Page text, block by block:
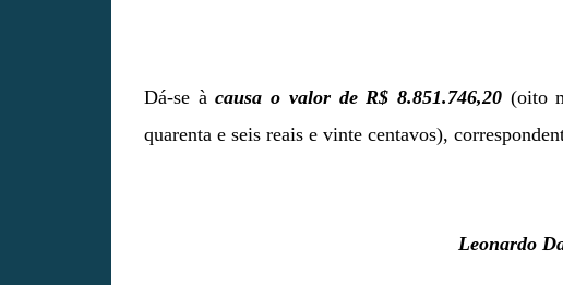
Dá-se àcausa o valor de R$ 8.851.746,20(oito
quarenta e seis reais e vinte centavos),
Leonardo